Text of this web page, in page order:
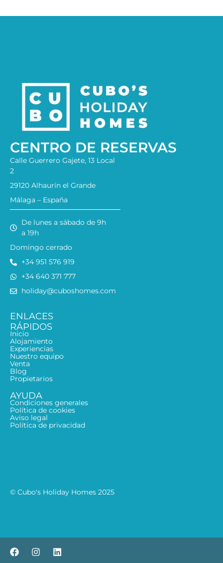
CENTRO DE RESERVAS
Calle Guerrero Gajete, 13 Local
2
29120 Alhaurín el Grande
Málaga – España
De lunes a sábado de 9h
a 19h
Domingo cerrado
+34 951 576 919
+34 640 371 777
holiday@cuboshomes.com
ENLACES
RÁPIDOS
Inicio
Alojamiento
Experiencias
Nuestro equipo
Venta
Blog
Propietarios
AYUDA
Condiciones generales
Política de cookies
Aviso legal
Política de privacidad
© Cubo's Holiday Homes 2025